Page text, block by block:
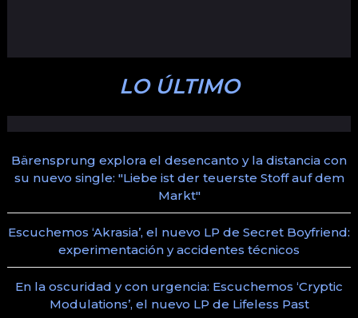
LO ÚLTIMO
Bärensprung explora el desencanto y la distancia con
su nuevo single: "Liebe ist der teuerste Stoff auf dem
Markt"
Escuchemos ‘Akrasia’, el nuevo LP de Secret Boyfriend:
experimentación y accidentes técnicos
En la oscuridad y con urgencia: Escuchemos ‘Cryptic
Modulations’, el nuevo LP de Lifeless Past